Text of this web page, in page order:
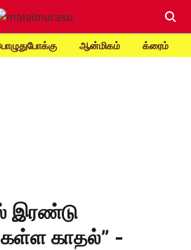
ஆன்மிகம் க்ரைம்
இரண்டு
காதல்” -